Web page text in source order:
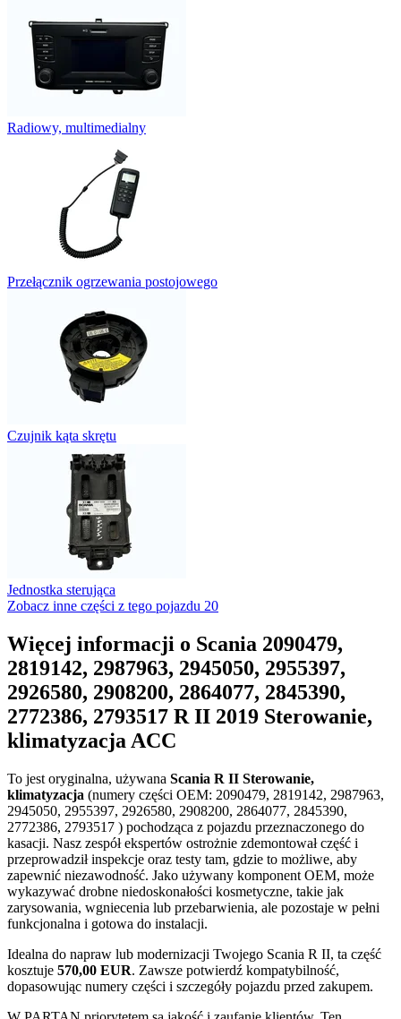
Radiowy, multimedialny
Przełącznik ogrzewania postojowego
Czujnik kąta skrętu
Jednostka sterująca
Zobacz inne części z tego pojazdu 20
Więcej informacji o Scania 2090479,
2819142, 2987963, 2945050, 2955397,
2926580, 2908200, 2864077, 2845390,
2772386, 2793517 R II 2019 Sterowanie,
klimatyzacja ACC
To jest oryginalna, używana Scania R II Sterowanie,
klimatyzacja (numery części OEM: 2090479, 2819142, 2987963,
2945050, 2955397, 2926580, 2908200, 2864077, 2845390,
2772386, 2793517 ) pochodząca z pojazdu przeznaczonego do
kasacji. Nasz zespół ekspertów ostrożnie zdemontował część i
przeprowadził inspekcje oraz testy tam, gdzie to możliwe, aby
zapewnić niezawodność. Jako używany komponent OEM, może
wykazywać drobne niedoskonałości kosmetyczne, takie jak
zarysowania, wgniecenia lub przebarwienia, ale pozostaje w pełni
funkcjonalna i gotowa do instalacji.
Idealna do napraw lub modernizacji Twojego Scania R II, ta część
kosztuje 570,00 EUR. Zawsze potwierdź kompatybilność,
dopasowując numery części i szczegóły pojazdu przed zakupem.